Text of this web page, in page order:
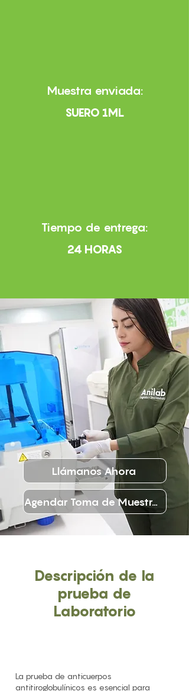
Muestra enviada:
SUERO 1ML
Tiempo de entrega:
24 HORAS
Llámanos Ahora
Agendar Toma de Muestras
Descripción de la
prueba de
Laboratorio
La prueba de anticuerpos
antitiroglobulínicos es esencial para